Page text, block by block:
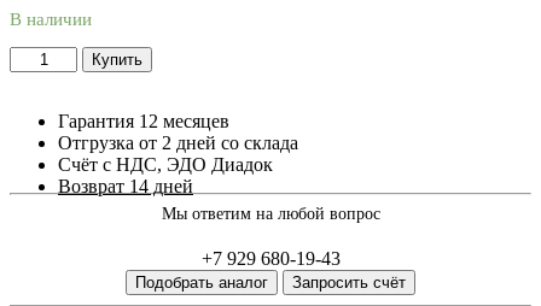
В наличии
Купить
Гарантия 12 месяцев
Отгрузка от 2 дней со склада
Счёт с НДС, ЭДО Диадок
Возврат 14 дней
Мы ответим на любой вопрос
+7 929 680-19-43
Подобрать аналог Запросить счёт